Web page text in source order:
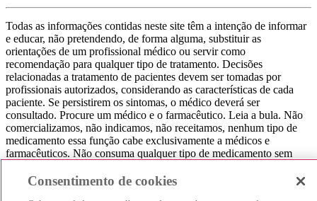
Todas as informações contidas neste site têm a intenção de informar
e educar, não pretendendo, de forma alguma, substituir as
orientações de um profissional médico ou servir como
recomendação para qualquer tipo de tratamento. Decisões
relacionadas a tratamento de pacientes devem ser tomadas por
profissionais autorizados, considerando as características de cada
paciente. Se persistirem os sintomas, o médico deverá ser
consultado. Procure um médico e o farmacêutico. Leia a bula. Não
comercializamos, não indicamos, não receitamos, nenhum tipo de
medicamento essa função cabe exclusivamente a médicos e
farmacêuticos. Não consuma qualquer tipo de medicamento sem
não realizamos a venda de medicamentos, apenas contribuímos para
Consentimento de cookies